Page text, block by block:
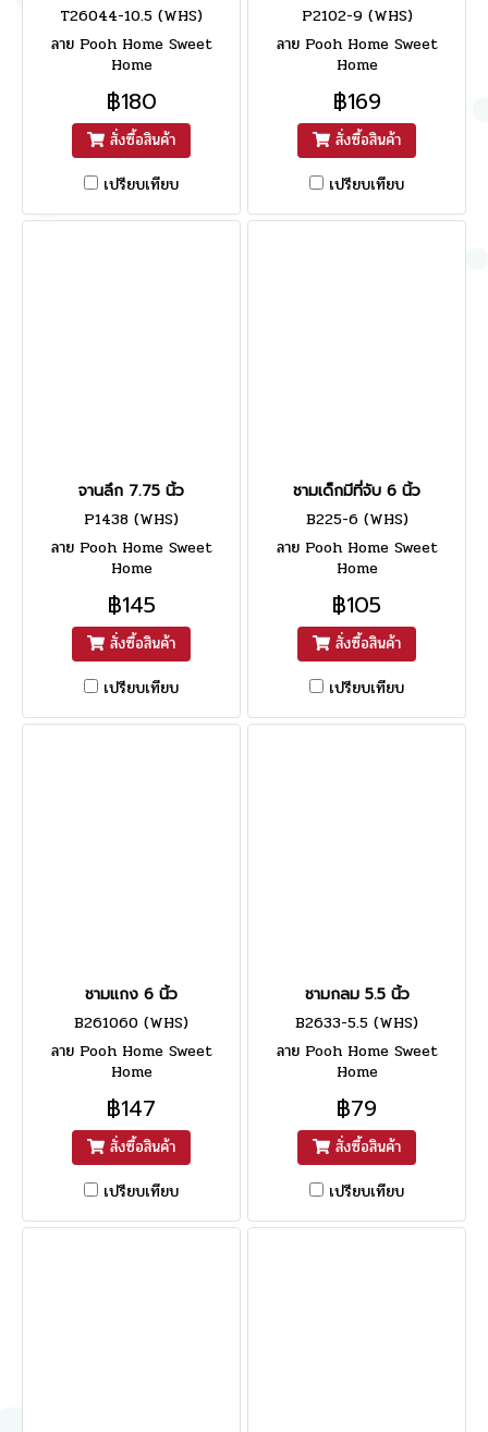
T26044-10.5 (WHS)
ลาย Pooh Home Sweet
Home
฿180
สั่งซื้อสินค้า
เปรียบเทียบ
P2102-9 (WHS)
ลาย Pooh Home Sweet
Home
฿169
สั่งซื้อสินค้า
เปรียบเทียบ
จานลึก 7.75 นิ้ว
P1438 (WHS)
ลาย Pooh Home Sweet
Home
฿145
สั่งซื้อสินค้า
เปรียบเทียบ
ชามเด็กมีที่จับ 6 นิ้ว
B225-6 (WHS)
ลาย Pooh Home Sweet
Home
฿105
สั่งซื้อสินค้า
เปรียบเทียบ
ชามแกง 6 นิ้ว
B261060 (WHS)
ลาย Pooh Home Sweet
Home
฿147
สั่งซื้อสินค้า
เปรียบเทียบ
ชามกลม 5.5 นิ้ว
B2633-5.5 (WHS)
ลาย Pooh Home Sweet
Home
฿79
สั่งซื้อสินค้า
เปรียบเทียบ